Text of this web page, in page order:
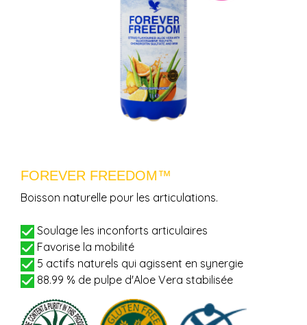
FOREVER FREEDOM™
Boisson naturelle pour les articulations.
Soulage les inconforts articulaires
Favorise la mobilité
5 actifs naturels qui agissent en synergie
88.99 % de pulpe d'Aloe Vera stabilisée